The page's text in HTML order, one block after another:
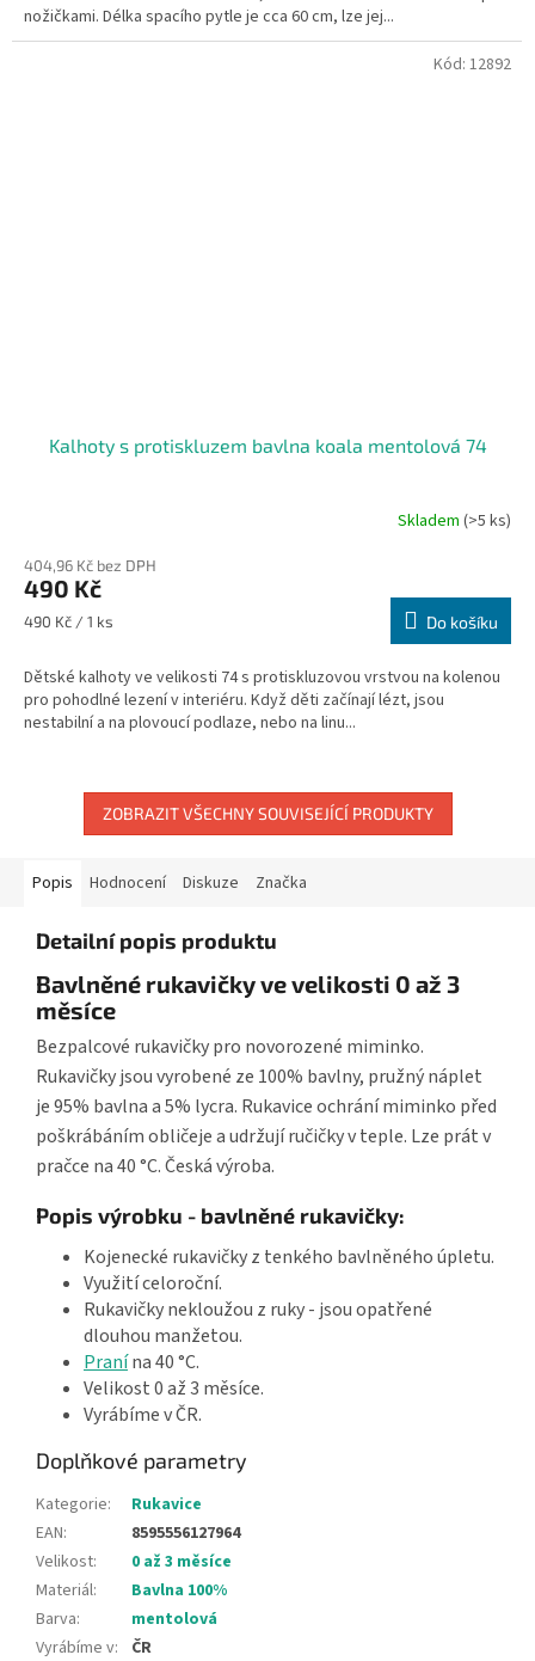
nožičkami. Délka spacího pytle je cca 60 cm, lze jej...
Kalhoty s protiskluzem bavlna koala mentolová 74
produktu
je
5,0
hvězdiček.
Skladem(>5 ks)
404,96 Kč bez DPH
490 Kč
Měrná
490 Kč / 1 ks Do košíku
Dětské kalhoty ve velikosti 74 s protiskluzovou vrstvou na kolenou
pro pohodlné lezení v interiéru. Když děti začínají lézt, jsou
nestabilní a na plovoucí podlaze, nebo na linu...
Kód: 12892
ZOBRAZIT VŠECHNY SOUVISEJÍCÍ PRODUKTY
Popis Hodnocení Diskuze Značka
Detailní popis produktu
Bavlněné rukavičky ve velikosti 0 až 3
měsíce
Bezpalcové rukavičky pro novorozené miminko.
Rukavičky jsou vyrobené ze 100% bavlny, pružný náplet
je 95% bavlna a 5% lycra. Rukavice ochrání miminko před
poškrábáním obličeje a udržují ručičky v teple. Lze prát v
pračce na 40 °C. Česká výroba.
Popis výrobku - bavlněné rukavičky:
Kojenecké rukavičky z tenkého bavlněného úpletu.
Využití celoroční.
Rukavičky nekloužou z ruky - jsou opatřené
dlouhou manžetou.
Pranína 40 °C.
Velikost 0 až 3 měsíce.
Vyrábíme v ČR.
Doplňkové parametry
Kategorie:
Rukavice
EAN:
8595556127964
Velikost:
0 až 3 měsíce
Materiál:
Bavlna 100%
Barva:
mentolová
Vyrábíme v:
ČR